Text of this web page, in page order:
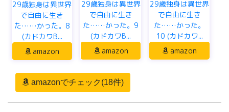
29歳独身は異世界
で自由に生き
た……かった。8
(カドカワB...
amazon
29歳独身は異世界
で自由に生き
た……かった。9
(カドカワB...
amazon
29歳独身は異世界
で自由に生き
た……かった。
10 (カドカワ...
amazon
amazonでチェック(18件)